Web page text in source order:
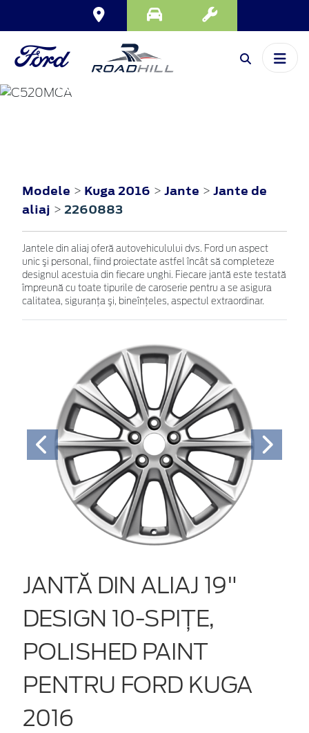
KUGA
Modele > Kuga 2016 > Jante > Jante de
aliaj > 2260883
Jantele din aliaj oferă autovehiculului dvs. Ford un aspect
unic şi personal, fiind proiectate astfel încât să completeze
designul acestuia din fiecare unghi. Fiecare jantă este testată
împreună cu toate tipurile de caroserie pentru a se asigura
calitatea, siguranţa şi, bineînţeles, aspectul extraordinar.
JANTĂ DIN ALIAJ 19"
DESIGN 10-SPIŢE,
POLISHED PAINT
PENTRU FORD KUGA
2016